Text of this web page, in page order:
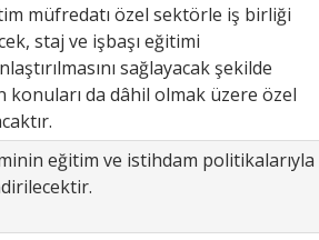
müfredatı özel sektörle iş birliği
staj ve işbaşı eğitimi
sağlayacak şekilde
konuları da dâhil olmak üzere özel
eğitim ve istihdam politikalarıyla